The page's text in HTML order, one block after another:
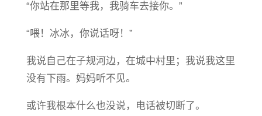
“你站在那里等我，我骑车去接你。”
“喂！冰冰，你说话呀！”
我说自己在子规河边，在城中村里；我说我这里
没有下雨。妈妈听不见。
或许我根本什么也没说，电话被切断了。